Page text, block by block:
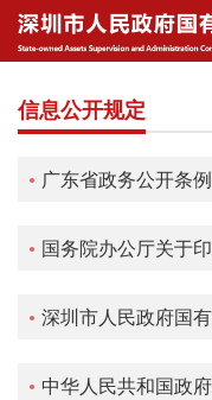
信息公开规定
广东省政务公开条例